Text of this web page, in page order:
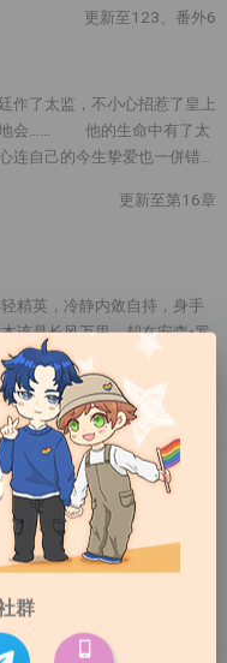
终于斗胆炸毛 聂仁衍：叶昭
？！ 叶昭一摊手：储备粮
时：我。 …… 别问，问就是
么时候写完什么时候更，千
时，尘不到（谢问） ┃配角：
人叭....
更新至123、番外6
了太监，不小心招惹了皇上
地会…… 他的生命中有了太
连自己的今生挚爱也一併错
更新至第16章
精英，冷静内敛自持，身手
该是长风万里，却在安森•罗
步。 当所有人在安森•罗伦佐
，周筹依然保留原有的自己。
生，他从一个国际刑警卧底成
接近这个深不可测的男人……
侈至极，他信奉金钱与权
牌， 最重要的是他不相信爱
是真正的奢侈品。 但是当他
国际刑警， 他知道有一缕日
虏他的一切。 经过重重困
点被电脑教室的杯杯眼神射
大大们愚人节快乐XD，没来
节快乐哟~~....
更新至第86章
名《男神一直在撩我》（作
捞了一个很有逼格的男友的故
责经济案件的。 【不靠谱文
群